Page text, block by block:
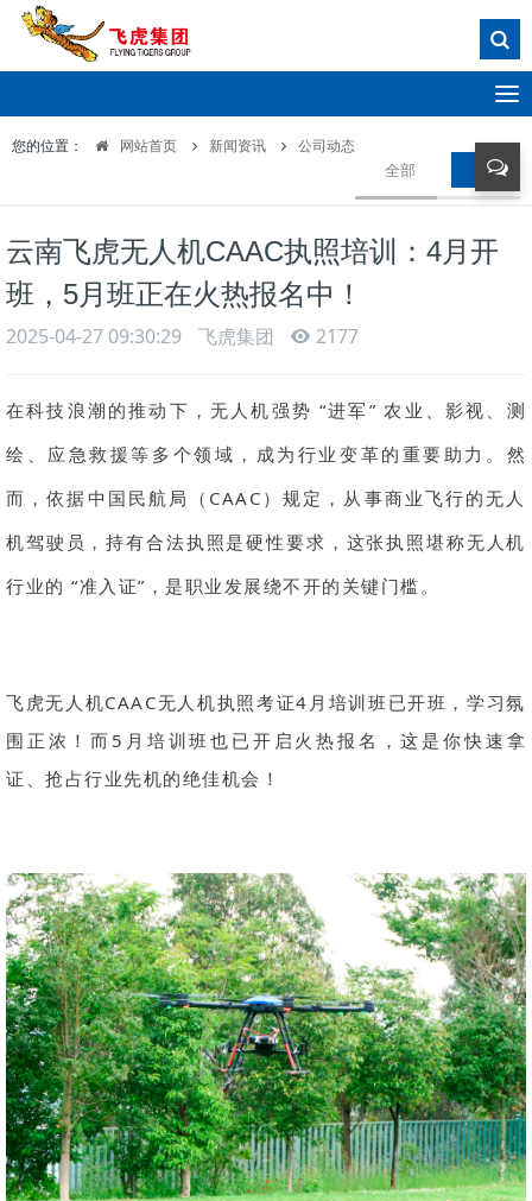
T
o
g
g
l
t
i
o
n
您的位置： 网站首页 新闻资讯 公司动态
全部 公司动
云南飞虎无人机CAAC执照培训：4月开
班，5月班正在火热报名中！
2025-04-27 09:30:29 飞虎集团 2177
在科技浪潮的推动下，无人机强势 “进军” 农业、影视、测
绘、应急救援等多个领域，成为行业变革的重要助力。然
而，依据中国民航局（CAAC）规定，从事商业飞行的无人
机驾驶员，持有合法执照是硬性要求，这张执照堪称无人机
行业的 “准入证”，是职业发展绕不开的关键门槛。
飞虎无人机CAAC无人机执照考证4月培训班已开班，学习氛
围正浓！而5月培训班也已开启火热报名，这是你快速拿
证、抢占行业先机的绝佳机会！